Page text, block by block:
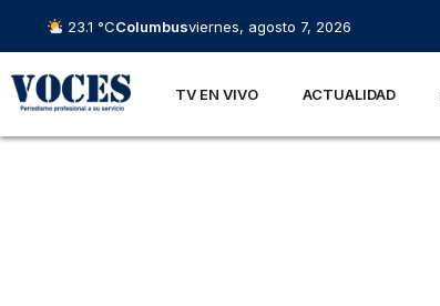
23.1 °CColumbusviernes, agosto 7, 2026
TV EN VIVO ACTUALIDAD